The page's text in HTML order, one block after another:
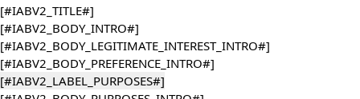
[#IABV2_TITLE#]
[#IABV2_BODY_INTRO#]
[#IABV2_BODY_LEGITIMATE_INTEREST_INTRO#]
[#IABV2_BODY_PREFERENCE_INTRO#]
[#IABV2_LABEL_PURPOSES#]